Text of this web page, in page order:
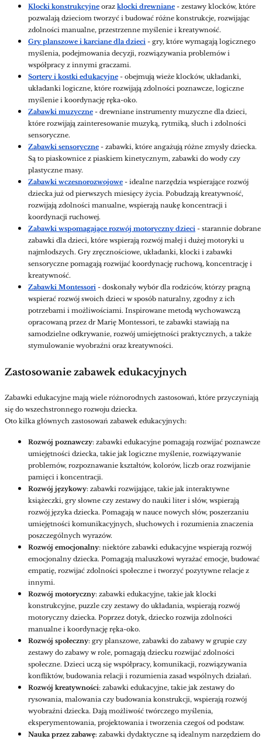
Klocki konstrukcyjne oraz klocki drewniane - zestawy klocków, które
pozwalają dzieciom tworzyć i budować różne konstrukcje, rozwijając
zdolności manualne, przestrzenne myślenie i kreatywność.
Gry planszowe i karciane dla dzieci - gry, które wymagają logicznego
myślenia, podejmowania decyzji, rozwiązywania problemów i
współpracy z innymi graczami.
Sortery i kostki edukacyjne - obejmują wieże klocków, układanki,
układanki logiczne, które rozwijają zdolności poznawcze, logiczne
myślenie i koordynację ręka-oko.
Zabawki muzyczne - drewniane instrumenty muzyczne dla dzieci,
które rozwijają zainteresowanie muzyką, rytmiką, słuch i zdolności
sensoryczne.
Zabawki sensoryczne - zabawki, które angażują różne zmysły dziecka.
Są to piaskownice z piaskiem kinetycznym, zabawki do wody czy
plastyczne masy.
Zabawki wczesnorozwojowe - idealne narzędzia wspierające rozwój
dziecka już od pierwszych miesięcy życia. Pobudzają kreatywność,
rozwijają zdolności manualne, wspierają naukę koncentracji i
koordynacji ruchowej.
Zabawki wspomagające rozwój motoryczny dzieci - starannie dobrane
zabawki dla dzieci, które wspierają rozwój małej i dużej motoryki u
najmłodszych. Gry zręcznościowe, układanki, klocki i zabawki
sensoryczne pomagają rozwijać koordynację ruchową, koncentrację i
kreatywność.
Zabawki Montessori - doskonały wybór dla rodziców, którzy pragną
wspierać rozwój swoich dzieci w sposób naturalny, zgodny z ich
potrzebami i możliwościami. Inspirowane metodą wychowawczą
opracowaną przez dr Marię Montessori, te zabawki stawiają na
samodzielne odkrywanie, rozwój umiejętności praktycznych, a także
stymulowanie wyobraźni oraz kreatywności.
Zastosowanie zabawek edukacyjnych
Zabawki edukacyjne mają wiele różnorodnych zastosowań, które przyczyniają
się do wszechstronnego rozwoju dziecka.
Oto kilka głównych zastosowań zabawek edukacyjnych:
Rozwój poznawczy: zabawki edukacyjne pomagają rozwijać poznawcze
umiejętności dziecka, takie jak logiczne myślenie, rozwiązywanie
problemów, rozpoznawanie kształtów, kolorów, liczb oraz rozwijanie
pamięci i koncentracji.
Rozwój językowy: zabawki rozwijające, takie jak interaktywne
książeczki, gry słowne czy zestawy do nauki liter i słów, wspierają
rozwój języka dziecka. Pomagają w nauce nowych słów, poszerzaniu
umiejętności komunikacyjnych, słuchowych i rozumienia znaczenia
poszczególnych wyrazów.
Rozwój emocjonalny: niektóre zabawki edukacyjne wspierają rozwój
emocjonalny dziecka. Pomagają maluszkowi wyrażać emocje, budować
empatię, rozwijać zdolności społeczne i tworzyć pozytywne relacje z
innymi.
Rozwój motoryczny: zabawki edukacyjne, takie jak klocki
konstrukcyjne, puzzle czy zestawy do układania, wspierają rozwój
motoryczny dziecka. Poprzez dotyk, dziecko rozwija zdolności
manualne i koordynację ręka-oko.
Rozwój społeczny: gry planszowe, zabawki do zabawy w grupie czy
zestawy do zabawy w role, pomagają dziecku rozwijać zdolności
społeczne. Dzieci uczą się współpracy, komunikacji, rozwiązywania
konfliktów, budowania relacji i rozumienia zasad wspólnych działań.
Rozwój kreatywności: zabawki edukacyjne, takie jak zestawy do
rysowania, malowania czy budowania konstrukcji, wspierają rozwój
wyobraźni dziecka. Dają możliwość twórczego myślenia,
eksperymentowania, projektowania i tworzenia czegoś od podstaw.
Nauka przez zabawę: zabawki dydaktyczne są idealnym narzędziem do